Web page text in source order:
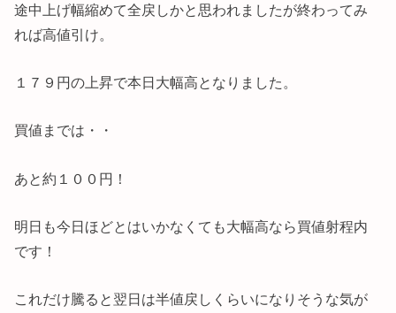
途中上げ幅縮めて全戻しかと思われましたが終わってみ
れば高値引け。
１７９円の上昇で本日大幅高となりました。
買値までは・・
あと約１００円！
明日も今日ほどとはいかなくても大幅高なら買値射程内
です！
これだけ騰ると翌日は半値戻しくらいになりそうな気が